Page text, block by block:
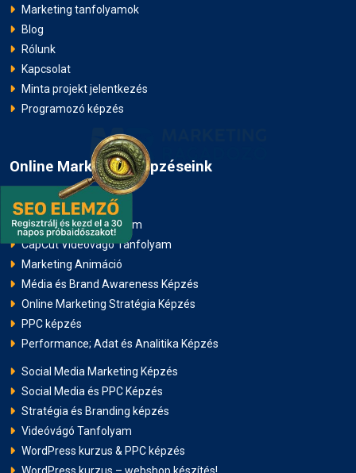
Marketing tanfolyamok
Blog
Rólunk
Kapcsolat
Minta projekt jelentkezés
Programozó képzés
Online Marketing Képzéseink
AI Marketing Tanfolyam
CapCut Videóvágó Tanfolyam
Marketing Animáció
Média és Brand Awareness Képzés
Online Marketing Stratégia Képzés
PPC képzés
Performance; Adat és Analitika Képzés
Social Media Marketing Képzés
Social Media és PPC Képzés
Stratégia és Branding képzés
Videóvágó Tanfolyam
WordPress kurzus & PPC képzés